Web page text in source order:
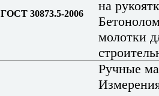
ГОСТ 30873.5-2006
на
молотки
Ручные